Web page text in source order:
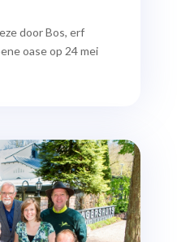
door Bos, erf
oase op 24 mei